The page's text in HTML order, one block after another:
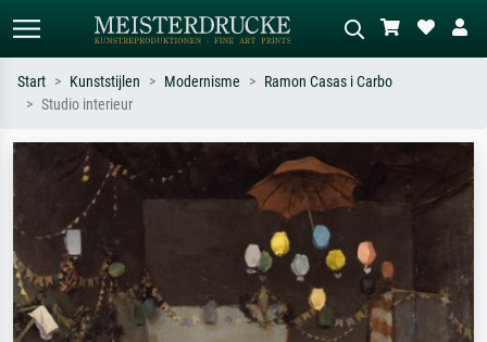
Zoek op kunstenaar, titel of stijl – bijv.
Monet, Sterrennacht, impressionisme,
Hokusai-golf, naakt.
Beschrijf de scène – bijv. groene
weide, abstract met veel rood, donker
olieverfschilderij, staand naakt naast
Start Kunststijlen Modernisme
Ramon Casas i Carbo
Studio interieur